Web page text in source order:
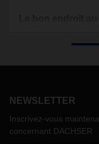
ce sont des temps
client d’être à
NEWSLETTER
Inscrivez-vous
concernant DACHSER